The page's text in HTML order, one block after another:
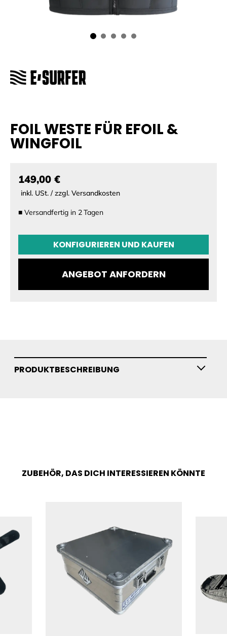
FOIL WESTE FÜR EFOIL &
WINGFOIL
149,00 €
inkl. USt. / zzgl. Versandkosten
■ Versandfertig in 2Tagen
KONFIGURATION
Größe
KONFIGURIEREN UND KAUFEN
ANGEBOT ANFORDERN
PRODUKTBESCHREIBUNG
ZUBEHÖR, DAS DICH INTERESSIEREN KÖNNTE